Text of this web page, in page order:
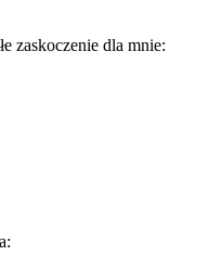
zaskoczenie dla mnie: